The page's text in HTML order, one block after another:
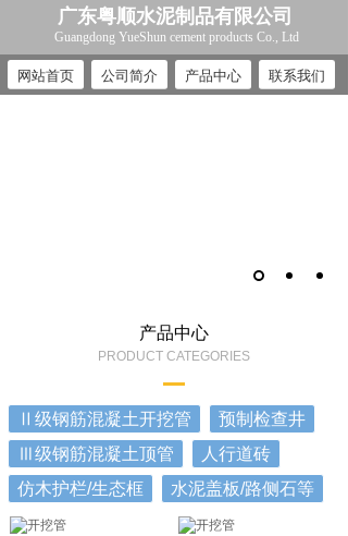
广东粤顺水泥制品有限公司
Guangdong YueShun cement products Co., Ltd
网站首页 公司简介 产品中心 联系我们
产品中心
PRODUCT CATEGORIES
Ⅱ级钢筋混凝土开挖管
预制检查井
Ⅲ级钢筋混凝土顶管
人行道砖
仿木护栏/生态框
水泥盖板/路侧石等